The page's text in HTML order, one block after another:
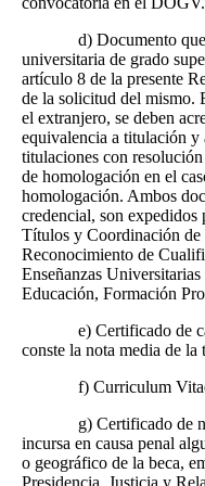
d) Documento que
universitaria de grado
artículo 8 de la presente
de la solicitud del mismo.
el extranjero, se deben
equivalencia a titulación y
titulaciones con
de homologación en el
homologación. Ambos
credencial, son
Títulos y Coordinación
Reconocimiento de
Enseñanzas
Educación, Formación
e) Certificado de
conste la nota media de la
f) Curriculum Vitae
g) Certificado de no
incursa en causa penal
o geográfico de la beca,
Presidencia, Justicia y